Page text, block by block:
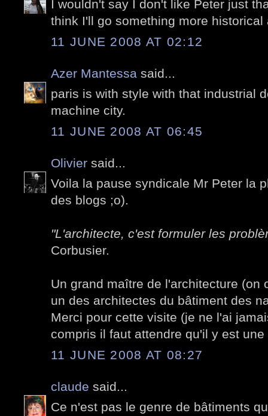
I wouldn't say I don't like Peter just
think I'll go something more historical
11 JUNE 2008 AT 02:12
Azer Mantessa said...
paris is with style with that industrial
machine city.
11 JUNE 2008 AT 06:45
Olivier said...
Voila la pause syndicale Mr Peter la
des blogs ;o).
"L'architecte, c'est formuler les
Corbusier.
Un grand maître de l'architecture (on
un des architectes du bâtiment des
Merci pour cette visite (je ne l'ai
compris il faut attendre qu'il y est
11 JUNE 2008 AT 08:27
claude said...
Ce n'est pas le genre de bâtiments